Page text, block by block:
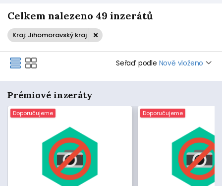
Celkem nalezeno 49 inzerátů
Kraj: Jihomoravský kraj
Seřaď podle Nově vloženo
Prémiové inzeráty
Doporučujeme Doporučujeme